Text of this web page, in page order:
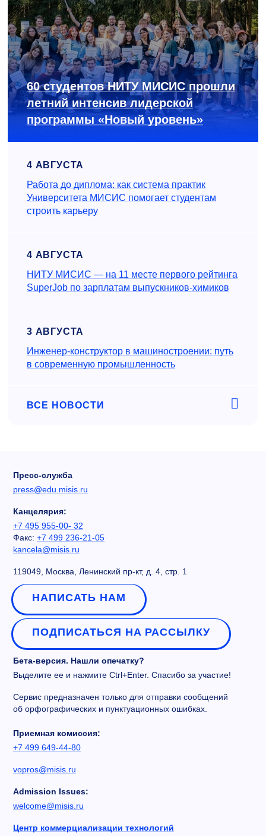
60 студентов НИТУ МИСИС прошли
летний интенсив лидерской
программы «Новый уровень»
4 АВГУСТА
Работа до диплома: как система практик
Университета МИСИС помогает студентам
строить карьеру
4 АВГУСТА
НИТУ МИСИС — на 11 месте первого рейтинга
SuperJob по зарплатам выпускников-химиков
3 АВГУСТА
Инженер‑конструктор в машиностроении: путь
в современную промышленность
ВСЕ НОВОСТИ
Пресс-служба
press@edu.misis.ru
Канцелярия:
+7 495 955-00- 32
Факс: +7 499 236-21-05
kancela@misis.ru
119049, Москва, Ленинский пр-кт, д. 4, стр. 1
НАПИСАТЬ НАМ
ПОДПИСАТЬСЯ НА РАССЫЛКУ
Бета-версия. Нашли опечатку?
Выделите ее и нажмите Ctrl+Enter. Спасибо за участие!
Сервис предназначен только для отправки сообщений
об орфографических и пунктуационных ошибках.
Приемная комиссия:
+7 499 649-44-80
vopros@misis.ru
Admission Issues:
welcome@misis.ru
Центр коммерциализации технологий